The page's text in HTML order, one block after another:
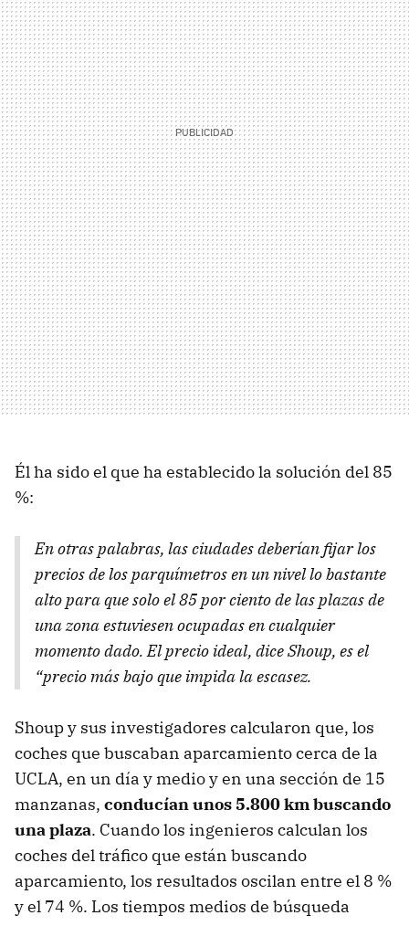
Él ha sido el que ha establecido la solución del 85
%:
En otras palabras, las ciudades deberían fijar los
precios de los parquímetros en un nivel lo bastante
alto para que solo el 85 por ciento de las plazas de
una zona estuviesen ocupadas en cualquier
momento dado. El precio ideal, dice Shoup, es el
“precio más bajo que impida la escasez.
Shoup y sus investigadores calcularon que, los
coches que buscaban aparcamiento cerca de la
UCLA, en un día y medio y en una sección de 15
manzanas, conducían unos 5.800 km buscando
una plaza. Cuando los ingenieros calculan los
coches del tráfico que están buscando
aparcamiento, los resultados oscilan entre el 8 %
y el 74 %. Los tiempos medios de búsqueda